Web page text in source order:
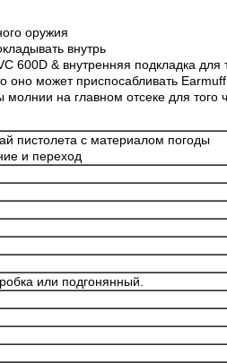
оружия
внутрь
600D & внутренняя подкладка
может приспосабливать
на главном отсеке для того
пистолета с материалом погоды
и переход
или подгонянный.